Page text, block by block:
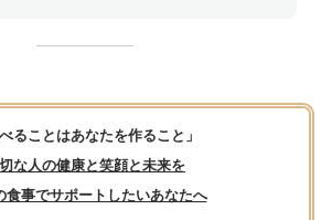
べることはあなたを作ること」
な人の健康と笑顔と未来を
食事でサポートしたいあなたへ